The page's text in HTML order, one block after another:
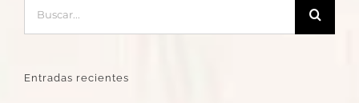
Entradas recientes